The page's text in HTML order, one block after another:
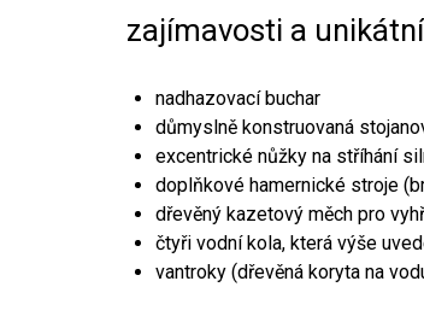
zajímavosti a
nadhazovací buchar
důmyslně konstruovaná
excentrické nůžky na stříhání
doplňkové hamernické stroje
dřevěný kazetový měch pro
čtyři vodní kola, která výše
vantroky (dřevěná koryta na